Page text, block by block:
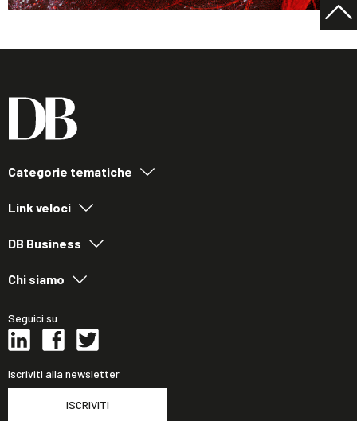
Categorie tematiche
Link veloci
DB Business
Chi siamo
Seguici su
Iscriviti alla newsletter
ISCRIVITI